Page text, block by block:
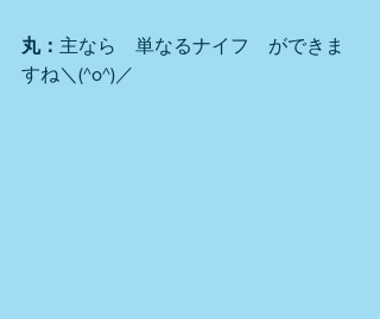
丸： 主なら　単なるナイフ　ができま
すね＼(^o^)／